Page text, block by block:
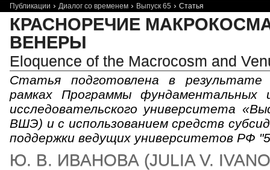
Публикации › Диалог со временем › Выпуск 65 › Статья
КРАСНОРЕЧИЕ
ВЕНЕРЫ
Eloquence of the Macrocosm and
Статья подготовлена в результате
рамках Программы фундаментальных
исследовательского университета
ВШЭ) и с использованием средств
поддержки ведущих университетов РФ
Ю. В. ИВАНОВА (JULIA V.